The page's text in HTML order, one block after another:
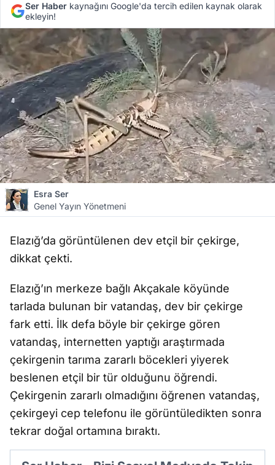
Ser Haber kaynağını Google'da tercih edilen kaynak olarak
ekleyin!
Esra Ser
Genel Yayın Yönetmeni
Elazığ’da görüntülenen dev etçil bir çekirge,
dikkat çekti.
Elazığ’ın merkeze bağlı Akçakale köyünde
tarlada bulunan bir vatandaş, dev bir çekirge
fark etti. İlk defa böyle bir çekirge gören
vatandaş, internetten yaptığı araştırmada
çekirgenin tarıma zararlı böcekleri yiyerek
beslenen etçil bir tür olduğunu öğrendi.
Çekirgenin zararlı olmadığını öğrenen vatandaş,
çekirgeyi cep telefonu ile görüntüledikten sonra
tekrar doğal ortamına bıraktı.